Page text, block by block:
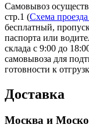
Самовывоз
стр.1 (Схема
бесплатный,
паспорта или
склада с 9:00 до
самовывоза для
готовности к
Доставка
Москва и